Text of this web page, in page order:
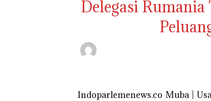
Delegasi Rumania
Indoparlemenews.co Muba |